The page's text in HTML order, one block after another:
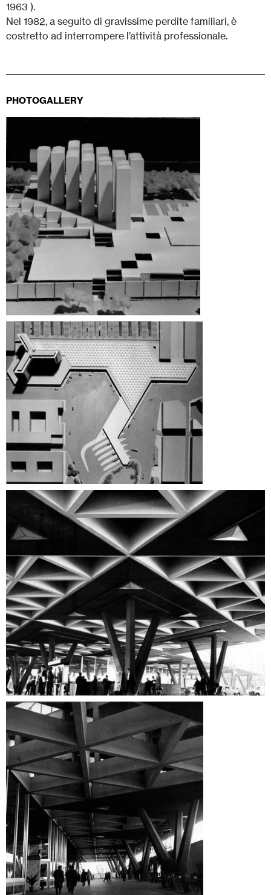
1963 ).
Nel 1982, a seguito di gravissime perdite familiari, è
costretto ad interrompere l’attività professionale.
PHOTOGALLERY